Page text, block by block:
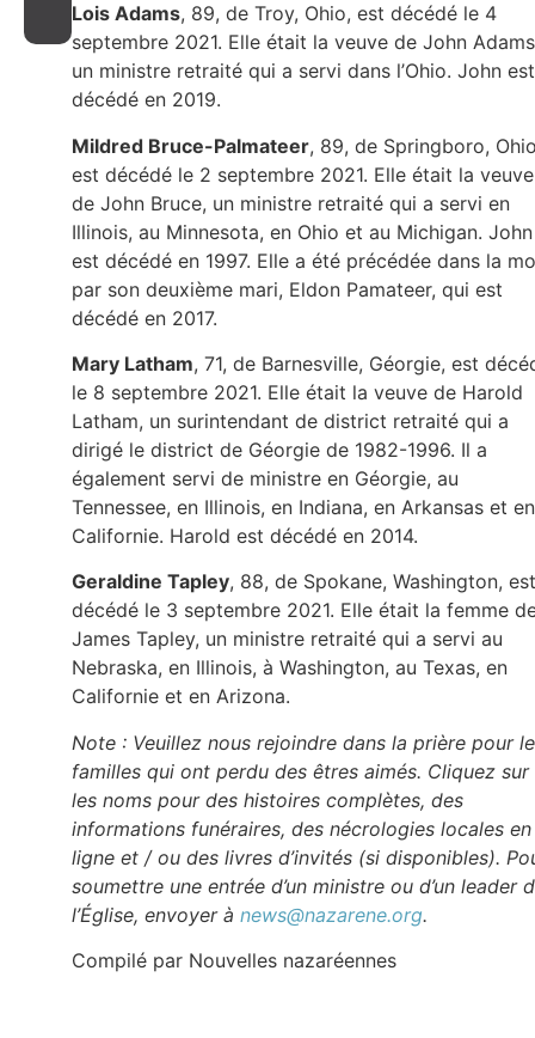
Lois Adams, 89, de Troy, Ohio, est décédé le 4
septembre 2021. Elle était la veuve de John
un ministre retraité qui a servi dans l’Ohio. John est
décédé en 2019.
Mildred Bruce-Palmateer, 89, de Springboro,
est décédé le 2 septembre 2021. Elle était la veuve
de John Bruce, un ministre retraité qui a servi en
Illinois, au Minnesota, en Ohio et au Michigan. John
est décédé en 1997. Elle a été précédée dans la
par son deuxième mari, Eldon Pamateer, qui est
décédé en 2017.
Mary Latham, 71, de Barnesville, Géorgie, est
le 8 septembre 2021. Elle était la veuve de Harold
Latham, un surintendant de district retraité qui a
dirigé le district de Géorgie de 1982-1996. Il a
également servi de ministre en Géorgie, au
Tennessee, en Illinois, en Indiana, en Arkansas et en
Californie. Harold est décédé en 2014.
Geraldine Tapley, 88, de Spokane, Washington, est
décédé le 3 septembre 2021. Elle était la femme
James Tapley, un ministre retraité qui a servi au
Nebraska, en Illinois, à Washington, au Texas, en
Californie et en Arizona.
Note : Veuillez nous rejoindre dans la prière pour
familles qui ont perdu des êtres aimés. Cliquez sur
les noms pour des histoires complètes, des
informations funéraires, des nécrologies locales en
ligne et / ou des livres d’invités (si disponibles).
soumettre une entrée d’un ministre ou d’un leader
l’Église, envoyer à news@nazarene.org.
Compilé par Nouvelles nazaréennes